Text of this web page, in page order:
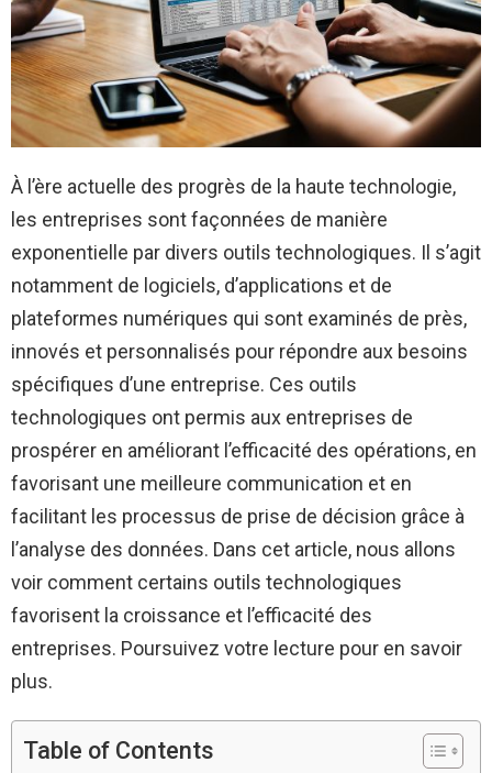
À l’ère actuelle des progrès de la haute technologie,
les entreprises sont façonnées de manière
exponentielle par divers outils technologiques. Il s’agit
notamment de logiciels, d’applications et de
plateformes numériques qui sont examinés de près,
innovés et personnalisés pour répondre aux besoins
spécifiques d’une entreprise. Ces outils
technologiques ont permis aux entreprises de
prospérer en améliorant l’efficacité des opérations, en
favorisant une meilleure communication et en
facilitant les processus de prise de décision grâce à
l’analyse des données. Dans cet article, nous allons
voir comment certains outils technologiques
favorisent la croissance et l’efficacité des
entreprises. Poursuivez votre lecture pour en savoir
plus.
Table of Contents